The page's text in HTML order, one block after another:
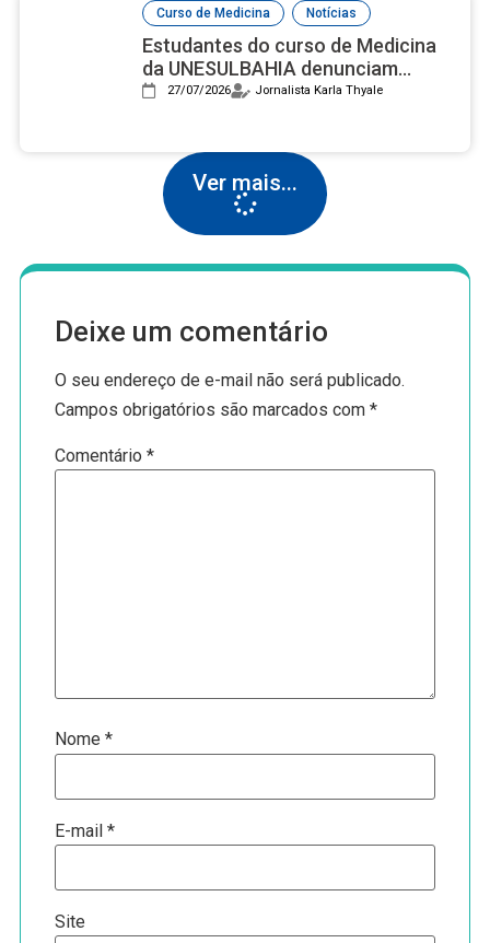
Curso de Medicina , Notícias
Estudantes do curso de Medicina
da UNESULBAHIA denunciam
assédio institucional e reprovações
27/07/2026 Jornalista Karla Thyale
Ver mais...
Deixe um comentário
O seu endereço de e-mail não será publicado.
Campos obrigatórios são marcados com*
Comentário*
Nome*
E-mail*
Site